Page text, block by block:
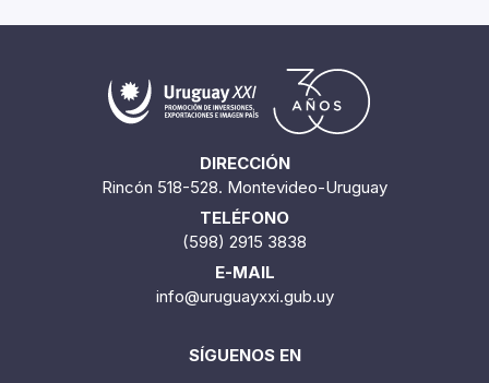
DIRECCIÓN
Rincón 518-528. Montevideo-Uruguay
TELÉFONO
(598) 2915 3838
E-MAIL
info@uruguayxxi.gub.uy
SÍGUENOS EN